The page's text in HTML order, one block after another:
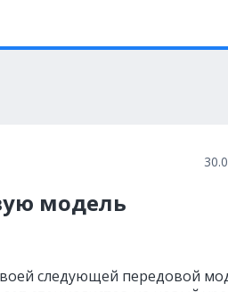
модель
следующей передовой